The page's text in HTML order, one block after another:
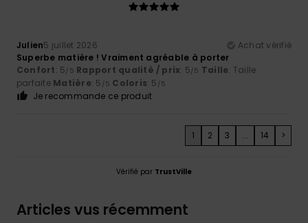
Julien5 juillet 2026
Achat vérifié
Superbe matière ! Vraiment agréable à porter
Confort: 5/5 Rapport qualité / prix: 5/5 Taille: Taille
parfaite Matière: 5 /5 Coloris: 5 /5
Je recommande ce produit
1 2 3 ... 14 >
Vérifié par TrustVille
Articles vus récemment